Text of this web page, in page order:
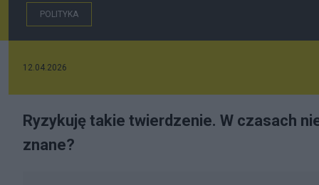
POLITYKA
12.04.2026
Ryzykuję takie twierdzenie. W czasach
znane?